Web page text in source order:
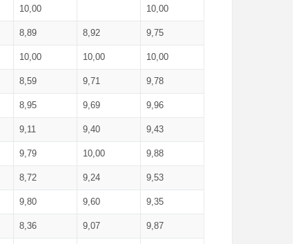
10,00 10,00
8,89 8,92 9,75
10,00 10,00 10,00
8,59 9,71 9,78
8,95 9,69 9,96
9,11 9,40 9,43
9,79 10,00 9,88
8,72 9,24 9,53
9,80 9,60 9,35
8,36 9,07 9,87